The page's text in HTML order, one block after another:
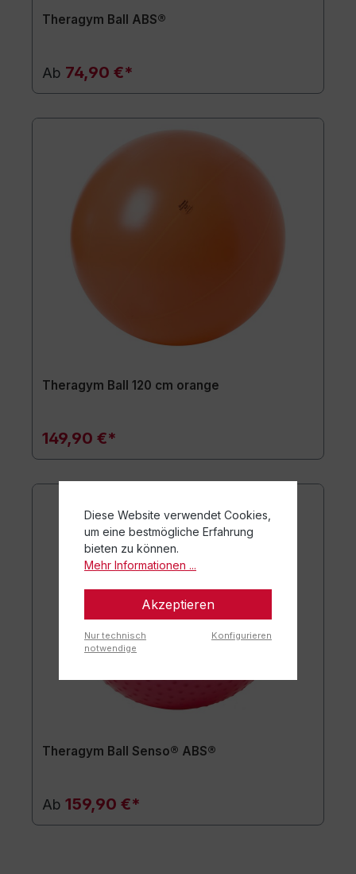
Theragym Ball ABS®
Ab 74,90 €*
Theragym Ball 120 cm orange
149,90 €*
Theragym Ball Senso® ABS®
Ab 159,90 €*
Diese Website verwendet Cookies,
um eine bestmögliche Erfahrung
bieten zu können.
Mehr Informationen ...
Akzeptieren
Nur technisch
notwendige
Konfigurieren